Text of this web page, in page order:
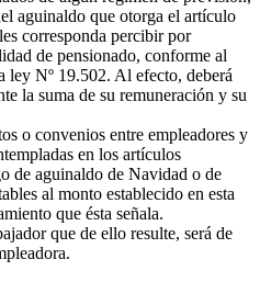
aguinaldo que otorga el artículo
corresponda percibir por
de pensionado, conforme al
ley Nº 19.502. Al efecto, deberá
la suma de su remuneración y su
o convenios entre empleadores y
en los artículos
de aguinaldo de Navidad o de
al monto establecido en esta
que ésta señala.
que de ello resulte, será de